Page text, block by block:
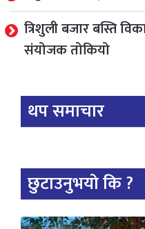
त्रिशुली बजार बस्ति
संयोजक तोकियो
थप समाचार
छुटाउनुभयो कि ?